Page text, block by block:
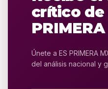
crítico de
Únete a ES PRIMERA
del análisis nacional y